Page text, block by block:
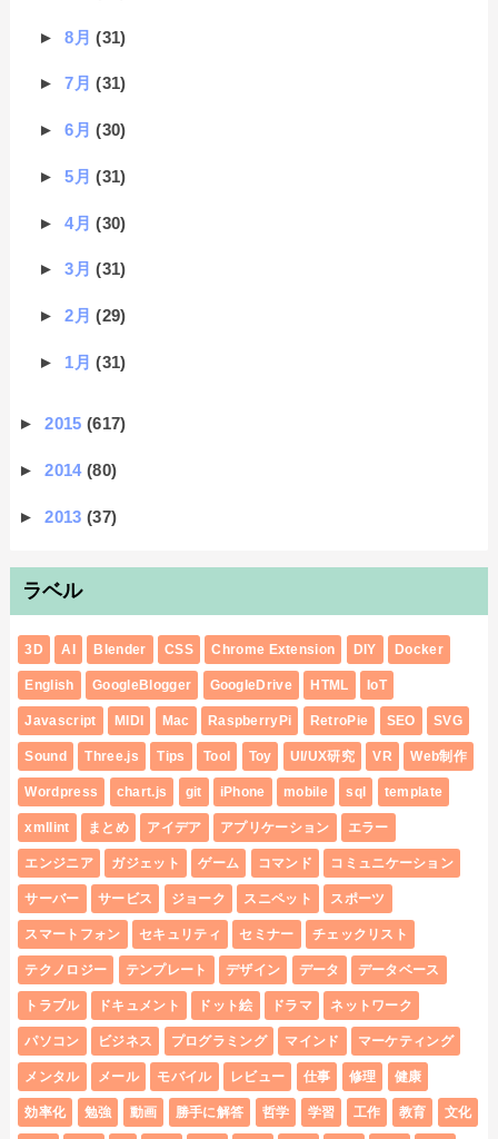
►8月(31)
►7月(31)
►6月(30)
►5月(31)
►4月(30)
►3月(31)
►2月(29)
► 1月(31)
►2015(617)
►2014(80)
►2013(37)
ラベル
3D AI Blender CSS Chrome Extension DIY Docker
English GoogleBlogger GoogleDrive HTML IoT
Javascript MIDI Mac RaspberryPi RetroPie SEO SVG
Sound Three.js Tips Tool Toy UI/UX研究 VR Web制作
Wordpress chart.js git iPhone mobile sql template
xmllint まとめ アイデア アプリケーション エラー
エンジニア ガジェット ゲーム コマンド コミュニケーション
サーバー サービス ジョーク スニペット スポーツ
スマートフォン セキュリティ セミナー チェックリスト
テクノロジー テンプレート デザイン データ データベース
トラブル ドキュメント ドット絵 ドラマ ネットワーク
パソコン ビジネス プログラミング マインド マーケティング
メンタル メール モバイル レビュー 仕事 修理 健康
効率化 勉強 動画 勝手に解答 哲学 学習 工作 教育 文化